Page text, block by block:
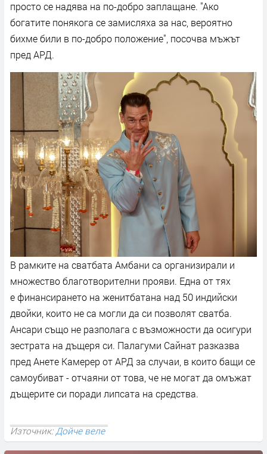
просто се надява на по-добро заплащане. "Ако
богатите понякога се замисляха за нас, вероятно
бихме били в по-добро положение", посочва мъжът
пред АРД.
В рамките на сватбата Амбани са организирали и
множество благотворителни прояви. Една от тях
е финансирането на женитбатана над 50 индийски
двойки, които не са могли да си позволят сватба.
Ансари също не разполага с възможности да осигури
зестрата на дъщеря си. Палагуми Сайнат разказва
пред Анете Камерер от АРД за случаи, в които бащи се
самоубиват - отчаяни от това, че не могат да омъжат
дъщерите си поради липсата на средства.
Източник:Дойче веле